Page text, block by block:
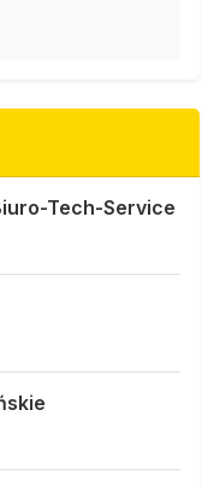
Tech-Service